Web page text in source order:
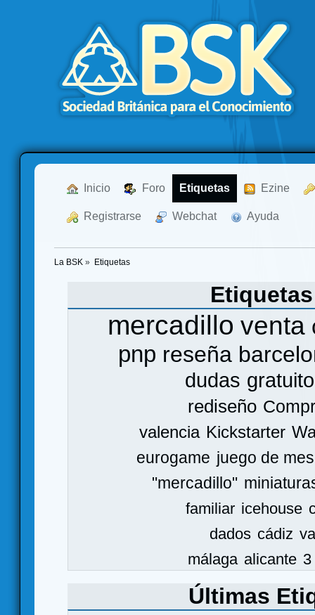
Inicio Foro Etiquetas Ezine
Registrarse Webchat Ayuda
La BSK » Etiquetas
mercadillo venta
pnp reseña
dudas gratuito
rediseño
valencia Kickstarter
eurogame juego de
"mercadillo"
familiar icehouse
dados cádiz
málaga alicante
Últimas